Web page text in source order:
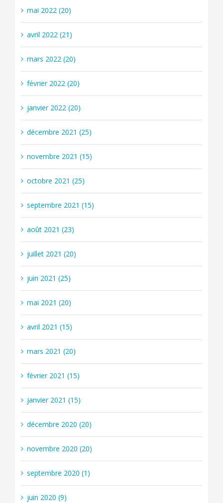
mai 2022 (20)
avril 2022 (21)
mars 2022 (20)
février 2022 (20)
janvier 2022 (20)
décembre 2021 (25)
novembre 2021 (15)
octobre 2021 (25)
septembre 2021 (15)
août 2021 (23)
juillet 2021 (20)
juin 2021 (25)
mai 2021 (20)
avril 2021 (15)
mars 2021 (20)
février 2021 (15)
janvier 2021 (15)
décembre 2020 (20)
novembre 2020 (20)
septembre 2020 (1)
juin 2020 (9)